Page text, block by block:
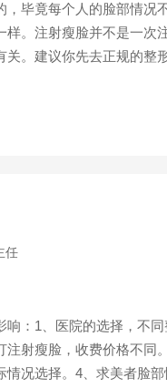
竟每个人的脸部情况
样。注射瘦脸并不是一次
。建议你先去正规的整
任
1、医院的选择，不同
射瘦脸，收费价格不同
况选择。4、求美者脸